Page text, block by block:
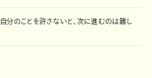
自分のことを許さないと、次に進むのは難し